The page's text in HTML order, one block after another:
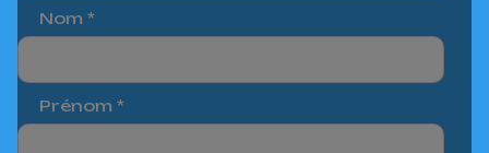
Nom *
Prénom *